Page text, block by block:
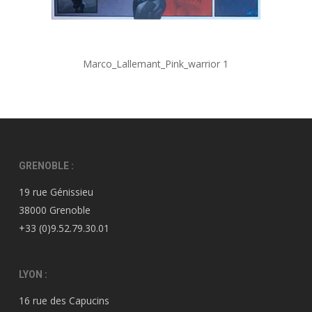
Marco_Lallemant_Pink_warrior 1
GRENOBLE :
19 rue Génissieu
38000 Grenoble
+33 (0)9.52.79.30.01
LYON :
16 rue des Capucins